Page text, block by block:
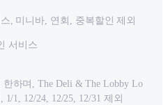
, 미니바, 연회, 중복할인 제외
서비스
하며, The Deli & The Lobby Lo
1, 12/24, 12/25, 12/31 제외